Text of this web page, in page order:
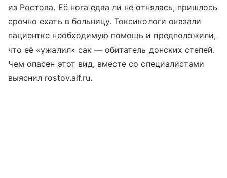
из Ростова. Её нога едва ли не отнялась, пришлось
срочно ехать в больницу. Токсикологи оказали
пациентке необходимую помощь и предположили,
что её «ужалил» сак — обитатель донских степей.
Чем опасен этот вид, вместе со специалистами
выяснил rostov.aif.ru.